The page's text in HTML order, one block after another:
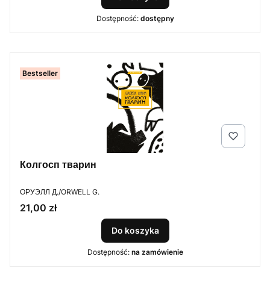
Dostępność: dostępny
Bestseller
Колгосп тварин
PRODUCENT
ОРУЭЛЛ Д./ORWELL G.
Cena
21,00 zł
Do koszyka
Dostępność: na zamówienie